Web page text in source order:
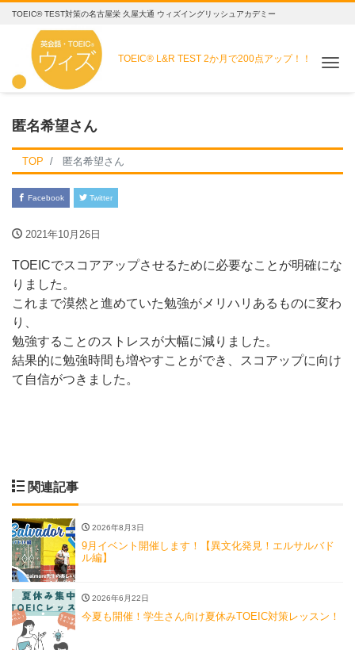
TOEIC® TEST対策の名古屋栄 久屋大通 ウィズイングリッシュアカデミー
TOEIC® L&R TEST2か月で200点アップ！！
匿名希望さん
TOP 匿名希望さん
Facebook Twitter
2021年10月26日
TOEICでスコアアップさせるために必要なことが明確にな
りました。
これまで漠然と進めていた勉強がメリハリあるものに変わ
り、
勉強することのストレスが大幅に減りました。
結果的に勉強時間も増やすことができ、スコアップに向け
て自信がつきました。
関連記事
2026年8月3日
9月イベント開催します！【異文化発見！エルサルバド
ル編】
2026年6月22日
今夏も開催！学生さん向け夏休みTOEIC対策レッスン！